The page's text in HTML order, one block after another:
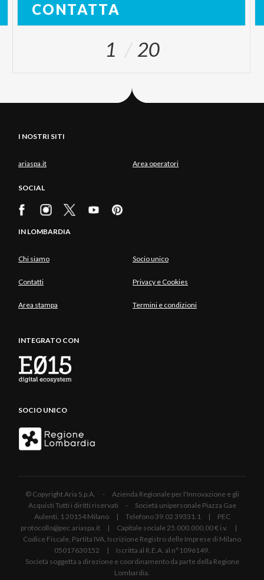
CONTATTA
1 20
I NOSTRI SITI
ariaspa.it Area operatori
SOCIAL
IN LOMBARDIA
Chi siamo Socio unico
Contatti Privacy e Cookies
Area stampa Termini e condizioni
INTEGRATO CON
SOCIO UNICO
© Copyright Aria S.p.A. - Azienda Regionale per l'Innovazione e gli
Acquisti Tutti i diritti riservati - Società unipersonale Piazza Gae
Aulenti, 1 20154 Milano | Telefono 39.02 39331.1 | PEC
protocollo@pec.ariaspa.it | Capitale sociale 25.000.000,00 € i.v. |
Codice Fiscale, Partita IVA, Iscrizione Registro delle Imprese di Milano
05017630152 | Iscritta al R.E.A. al n°1096149.
Società soggetta a direzione e coordinamento da parte della Regione
Lombardia.